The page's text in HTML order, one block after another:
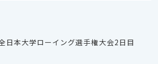
日本大学ローイング選手権大会2日目